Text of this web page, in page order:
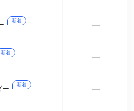
新着 —
新着 —
ー
新着 —